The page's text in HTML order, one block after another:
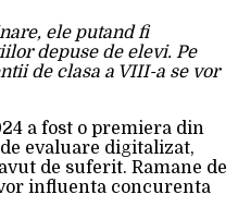
ele putand fi
depuse de elevi. Pe
de clasa a VIII-a se vor
a fost o premiera din
evaluare digitalizat,
de suferit. Ramane de
influenta concurenta